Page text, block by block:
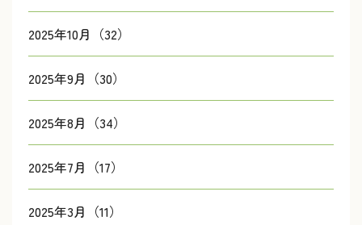
2025年10月（32）
2025年9月（30）
2025年8月（34）
2025年7月（17）
2025年3月（11）